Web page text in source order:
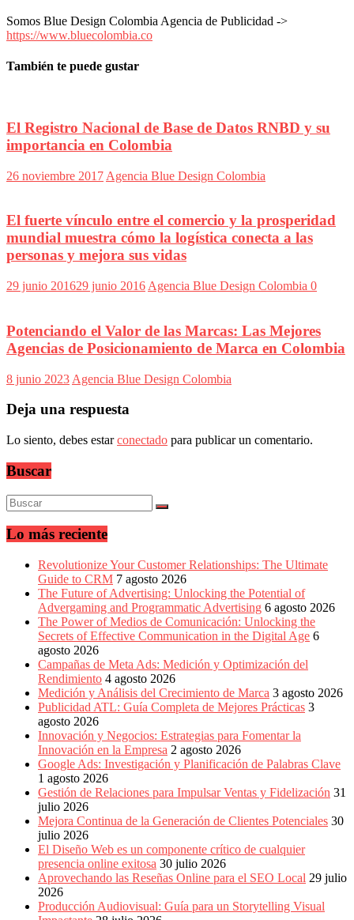
Estrategias
Digitales,
Estrategias
Publicitarias,
Alianzas,
Noticias,
Artículos,
Contenidos
Eventos
de
Marketing,
Mercadotecnia,
Publicitarios,
Insigns,
TV,
Radio,
Creatividad,
SEO,
SEM,
Free
RRPP,
Comerciales,
Revistas,
Magazines
,
ATL,
Periódicos
Producción
Gráfica
Colombia.
Somos Blue Design Colombia Agencia de Publicidad ->
https://www.bluecolombia.co
También te puede gustar
El Registro Nacional de Base de Datos RNBD y su
importancia en Colombia
26 noviembre 2017 Agencia Blue Design Colombia
El fuerte vínculo entre el comercio y la prosperidad
mundial muestra cómo la logística conecta a las
personas y mejora sus vidas
29 junio 201629 junio 2016 Agencia Blue Design Colombia 0
Potenciando el Valor de las Marcas: Las Mejores
Agencias de Posicionamiento de Marca en Colombia
8 junio 2023 Agencia Blue Design Colombia
Deja una respuesta
Lo siento, debes estarconectado para publicar un comentario.
Buscar
Lo más reciente
Revolutionize Your Customer Relationships: The Ultimate
Guide to CRM 7 agosto 2026
The Future of Advertising: Unlocking the Potential of
Advergaming and Programmatic Advertising 6 agosto 2026
The Power of Medios de Comunicación: Unlocking the
Secrets of Effective Communication in the Digital Age 6
agosto 2026
Campañas de Meta Ads: Medición y Optimización del
Rendimiento 4 agosto 2026
Medición y Análisis del Crecimiento de Marca 3 agosto 2026
Publicidad ATL: Guía Completa de Mejores Prácticas 3
agosto 2026
Innovación y Negocios: Estrategias para Fomentar la
Innovación en la Empresa 2 agosto 2026
Google Ads: Investigación y Planificación de Palabras Clave
1 agosto 2026
Gestión de Relaciones para Impulsar Ventas y Fidelización 31
julio 2026
Mejora Continua de la Generación de Clientes Potenciales 30
julio 2026
El Diseño Web es un componente crítico de cualquier
presencia online exitosa 30 julio 2026
Aprovechando las Reseñas Online para el SEO Local 29 julio
2026
Producción Audiovisual: Guía para un Storytelling Visual